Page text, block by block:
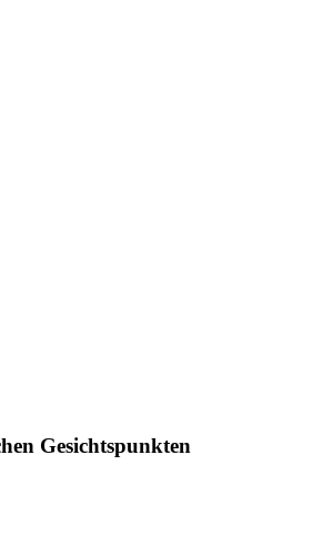
Gesichtspunkten